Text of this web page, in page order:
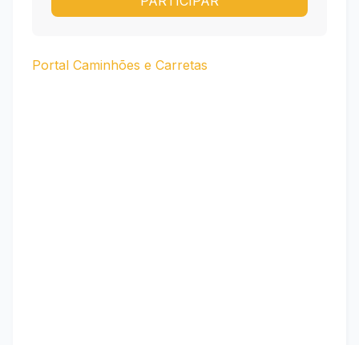
Portal Caminhões e Carretas